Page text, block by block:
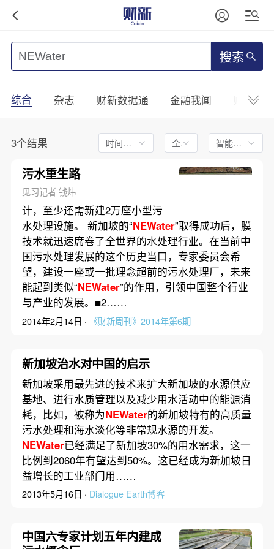
搜索
综合 杂志 财新数据通 金融我闻 财新
3个结果 时间不限 全文 智能排序
污水重生路
见习记者 钱炜
计，至少还需新建2万座小型污
水处理设施。 新加坡的“NEWater”取得成功后，膜
技术就迅速席卷了全世界的水处理行业。在当前中
国污水处理发展的这个历史当口，专家委员会希
望，建设一座或一批理念超前的污水处理厂，未来
能起到类似“NEWater”的作用，引领中国整个行业
与产业的发展。■2……
2014年2月14日 · 《财新周刊》2014年第6期
新加坡治水对中国的启示
新加坡采用最先进的技术来扩大新加坡的水源供应
基地、进行水质管理以及减少用水活动中的能源消
耗，比如，被称为NEWater的新加坡特有的高质量
污水处理和海水淡化等非常规水源的开发。
NEWater已经满足了新加坡30%的用水需求，这一
比例到2060年有望达到50%。这已经成为新加坡日
益增长的工业部门用……
2013年5月16日 · Dialogue Earth博客
中国六专家计划五年内建成